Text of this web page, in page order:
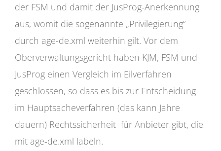
der FSM und damit der JusProg-Anerkennung
aus, womit die sogenannte „Privilegierung“
durch age-de.xml weiterhin gilt. Vor dem
Oberverwaltungsgericht haben KJM, FSM und
JusProg einen Vergleich im Eilverfahren
geschlossen, so dass es bis zur Entscheidung
im Hauptsacheverfahren (das kann Jahre
dauern) Rechtssicherheit für Anbieter gibt, die
mit age-de.xml labeln.